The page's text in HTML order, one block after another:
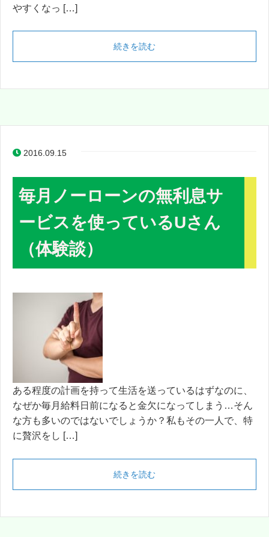
やすくなっ […]
続きを読む
2016.09.15
毎月ノーローンの無利息サ
ービスを使っているUさん
（体験談）
ある程度の計画を持って生活を送っているはずなのに、
なぜか毎月給料日前になると金欠になってしまう…そん
な方も多いのではないでしょうか？私もその一人で、特
に贅沢をし […]
続きを読む